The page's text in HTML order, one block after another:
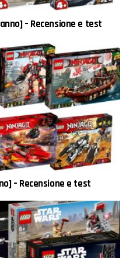
– Recensione e test
– Recensione e test